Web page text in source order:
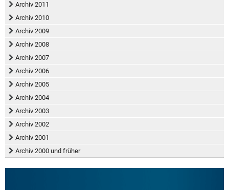
Archiv 2011
Archiv 2010
Archiv 2009
Archiv 2008
Archiv 2007
Archiv 2006
Archiv 2005
Archiv 2004
Archiv 2003
Archiv 2002
Archiv 2001
Archiv 2000 und früher